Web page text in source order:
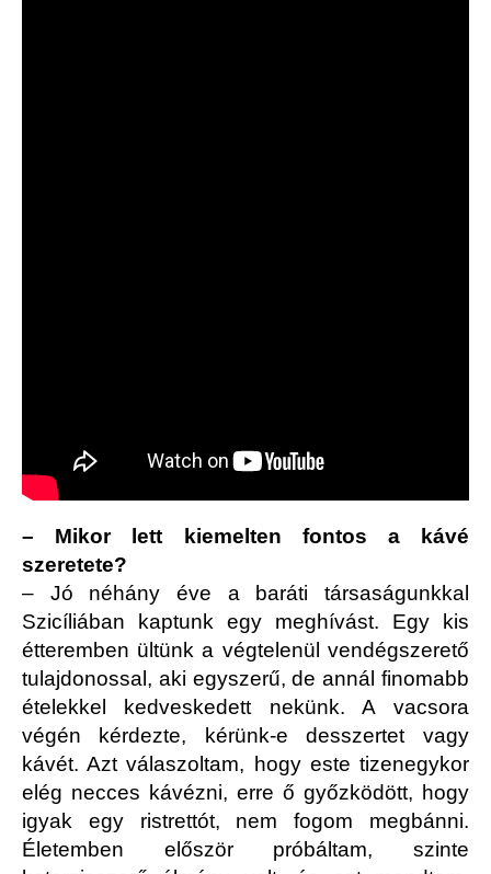
– Mikor lett kiemelten fontos a kávé
szeretete?
– Jó néhány éve a baráti társaságunkkal
Szicíliában kaptunk egy meghívást. Egy kis
étteremben ültünk a végtelenül vendégszerető
tulajdonossal, aki egyszerű, de annál finomabb
ételekkel kedveskedett nekünk. A vacsora
végén kérdezte, kérünk-e desszertet vagy
kávét. Azt válaszoltam, hogy este tizenegykor
elég necces kávézni, erre ő győzködött, hogy
igyak egy ristrettót, nem fogom megbánni.
Életemben először próbáltam, szinte